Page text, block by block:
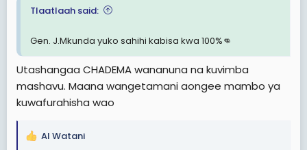
Tlaatlaah said:
Gen. J.Mkunda yuko sahihi kabisa kwa 100%👊
Utashangaa CHADEMA wananuna na kuvimba
mashavu. Maana wangetamani aongee mambo ya
kuwafurahisha wao
R
Al Watani